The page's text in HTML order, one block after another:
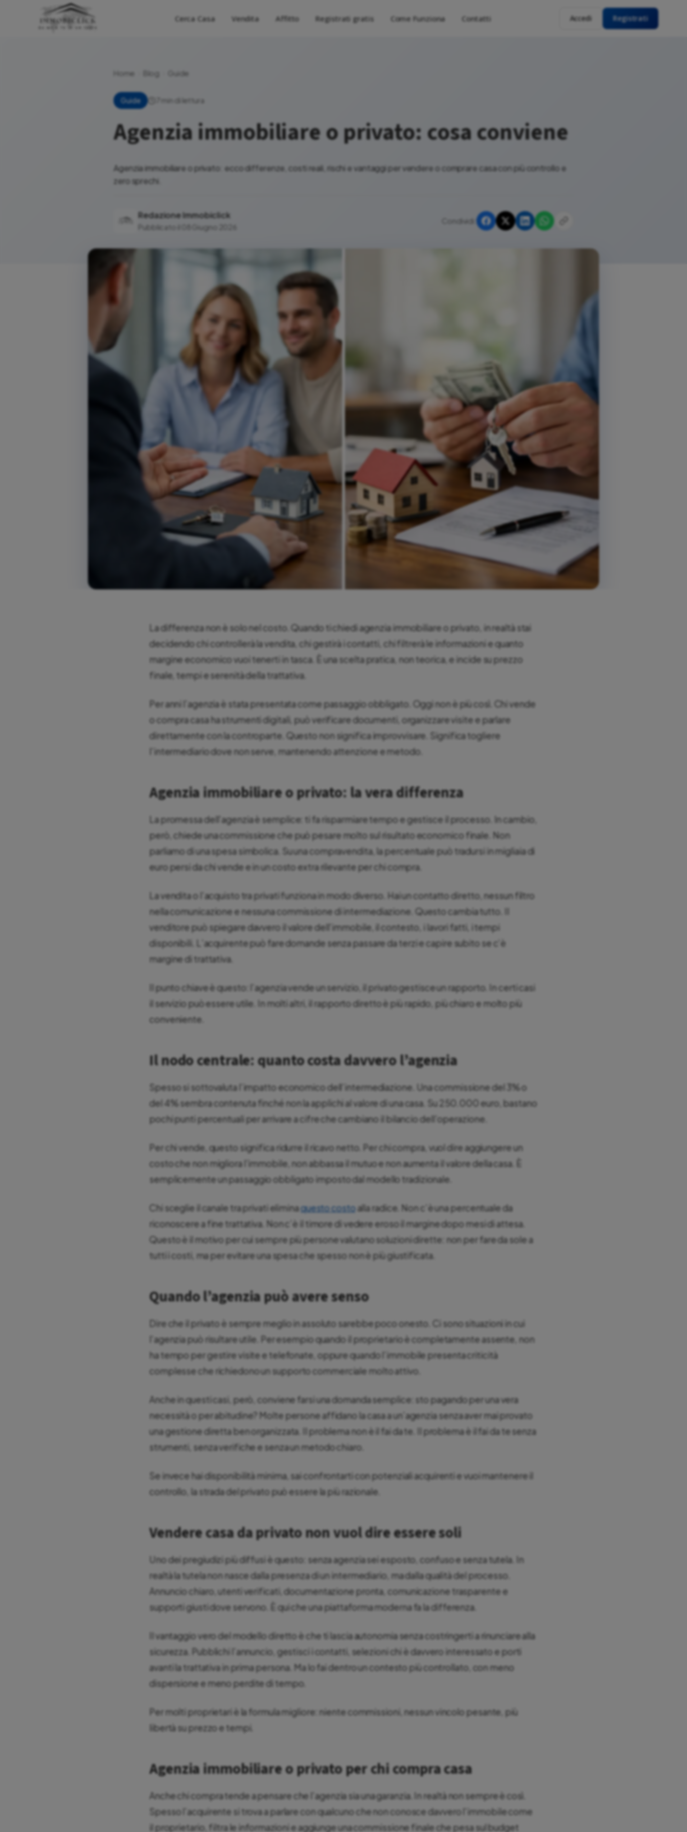
Cerca Casa Vendita Affitto Registrati gratis Come Funziona Contatti Accedi Registrati
Home Blog Guide
Guide 7 min di lettura
Agenzia immobiliare o privato: cosa conviene
Agenzia immobiliare o privato: ecco differenze, costi reali, rischi e vantaggi per vendere o comprare casa con più controllo e
zero sprechi.
Redazione Immobiclick
Pubblicato il 08 Giugno 2026
Condividi:
La differenza non è solo nel costo. Quando ti chiedi agenzia immobiliare o privato, in realtà stai
decidendo chi controllerà la vendita, chi gestirà i contatti, chi filtrerà le informazioni e quanto
margine economico vuoi tenerti in tasca. È una scelta pratica, non teorica, e incide su prezzo
finale, tempi e serenità della trattativa.
Per anni l’agenzia è stata presentata come passaggio obbligato. Oggi non è più così. Chi vende
o compra casa ha strumenti digitali, può verificare documenti, organizzare visite e parlare
direttamente con la controparte. Questo non significa improvvisare. Significa togliere
l’intermediario dove non serve, mantenendo attenzione e metodo.
Agenzia immobiliare o privato: la vera differenza
La promessa dell’agenzia è semplice: ti fa risparmiare tempo e gestisce il processo. In cambio,
però, chiede una commissione che può pesare molto sul risultato economico finale. Non
parliamo di una spesa simbolica. Su una compravendita, la percentuale può tradursi in migliaia di
euro persi da chi vende e in un costo extra rilevante per chi compra.
La vendita o l’acquisto tra privati funziona in modo diverso. Hai un contatto diretto, nessun filtro
nella comunicazione e nessuna commissione di intermediazione. Questo cambia tutto. Il
venditore può spiegare davvero il valore dell’immobile, il contesto, i lavori fatti, i tempi
disponibili. L’acquirente può fare domande senza passare da terzi e capire subito se c’è
margine di trattativa.
Il punto chiave è questo: l’agenzia vende un servizio, il privato gestisce un rapporto. In certi casi
il servizio può essere utile. In molti altri, il rapporto diretto è più rapido, più chiaro e molto più
conveniente.
Il nodo centrale: quanto costa davvero l’agenzia
Spesso si sottovaluta l’impatto economico dell’intermediazione. Una commissione del 3% o
del 4% sembra contenuta finché non la applichi al valore di una casa. Su 250.000 euro, bastano
pochi punti percentuali per arrivare a cifre che cambiano il bilancio dell’operazione.
Per chi vende, questo significa ridurre il ricavo netto. Per chi compra, vuol dire aggiungere un
costo che non migliora l’immobile, non abbassa il mutuo e non aumenta il valore della casa. È
semplicemente un passaggio obbligato imposto dal modello tradizionale.
Chi sceglie il canale tra privati eliminaquesto costoalla radice. Non c’è una percentuale da
riconoscere a fine trattativa. Non c’è il timore di vedere eroso il margine dopo mesi di attesa.
Questo è il motivo per cui sempre più persone valutano soluzioni dirette: non per fare da sole a
tutti i costi, ma per evitare una spesa che spesso non è più giustificata.
Quando l’agenzia può avere senso
Dire che il privato è sempre meglio in assoluto sarebbe poco onesto. Ci sono situazioni in cui
l’agenzia può risultare utile. Per esempio quando il proprietario è completamente assente, non
ha tempo per gestire visite e telefonate, oppure quando l’immobile presenta criticità
complesse che richiedono un supporto commerciale molto attivo.
Anche in questi casi, però, conviene farsi una domanda semplice: sto pagando per una vera
necessità o per abitudine? Molte persone affidano la casa a un’agenzia senza aver mai provato
una gestione diretta ben organizzata. Il problema non è il fai da te. Il problema è il fai da te senza
strumenti, senza verifiche e senza un metodo chiaro.
Se invece hai disponibilità minima, sai confrontarti con potenziali acquirenti e vuoi mantenere il
controllo, la strada del privato può essere la più razionale.
Vendere casa da privato non vuol dire essere soli
Uno dei pregiudizi più diffusi è questo: senza agenzia sei esposto, confuso e senza tutela. In
realtà la tutela non nasce dalla presenza di un intermediario, ma dalla qualità del processo.
Annuncio chiaro, utenti verificati, documentazione pronta, comunicazione trasparente e
supporti giusti dove servono. È qui che una piattaforma moderna fa la differenza.
Il vantaggio vero del modello diretto è che ti lascia autonomia senza costringerti a rinunciare alla
sicurezza. Pubblichi l’annuncio, gestisci i contatti, selezioni chi è davvero interessato e porti
avanti la trattativa in prima persona. Ma lo fai dentro un contesto più controllato, con meno
dispersione e meno perdite di tempo.
Per molti proprietari è la formula migliore: niente commissioni, nessun vincolo pesante, più
libertà su prezzo e tempi.
Agenzia immobiliare o privato per chi compra casa
Anche chi compra tende a pensare che l’agenzia sia una garanzia. In realtà non sempre è così.
Spesso l’acquirente si trova a parlare con qualcuno che non conosce davvero l’immobile come
il proprietario, filtra le informazioni e aggiunge una commissione finale che pesa sul budget